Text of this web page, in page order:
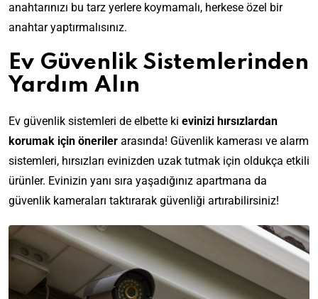
anahtarınızı bu tarz yerlere koymamalı, herkese özel bir
anahtar yaptırmalısınız.
Ev Güvenlik Sistemlerinden
Yardım Alın
Ev güvenlik sistemleri de elbette ki evinizi hırsızlardan
korumak için öneriler arasında! Güvenlik kamerası ve alarm
sistemleri, hırsızları evinizden uzak tutmak için oldukça etkili
ürünler. Evinizin yanı sıra yaşadığınız apartmana da
güvenlik kameraları taktırarak güvenliği artırabilirsiniz!